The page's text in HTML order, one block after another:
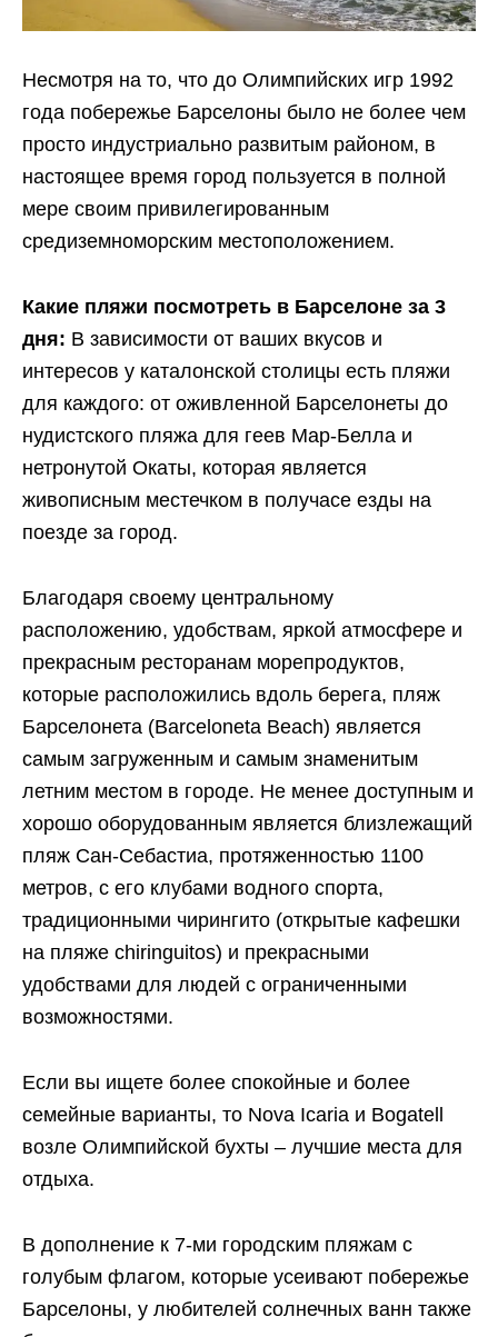
Несмотря на то, что до Олимпийских игр 1992
года побережье Барселоны было не более чем
просто индустриально развитым районом, в
настоящее время город пользуется в полной
мере своим привилегированным
средиземноморским местоположением.
Какие пляжи посмотреть в Барселоне за 3
дня: В зависимости от ваших вкусов и
интересов у каталонской столицы есть пляжи
для каждого: от оживленной Барселонеты до
нудистского пляжа для геев Мар-Белла и
нетронутой Окаты, которая является
живописным местечком в получасе езды на
поезде за город.
Благодаря своему центральному
расположению, удобствам, яркой атмосфере и
прекрасным ресторанам морепродуктов,
которые расположились вдоль берега, пляж
Барселонета (Barceloneta Beach) является
самым загруженным и самым знаменитым
летним местом в городе. Не менее доступным и
хорошо оборудованным является близлежащий
пляж Сан-Себастиа, протяженностью 1100
метров, с его клубами водного спорта,
традиционными чирингито (открытые кафешки
на пляже chiringuitos) и прекрасными
удобствами для людей с ограниченными
возможностями.
Если вы ищете более спокойные и более
семейные варианты, то Nova Icaria и Bogatell
возле Олимпийской бухты – лучшие места для
отдыха.
В дополнение к 7-ми городским пляжам с
голубым флагом, которые усеивают побережье
Барселоны, у любителей солнечных ванн также